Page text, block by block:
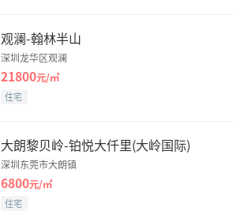
观澜-翰林半山
深圳龙华区观澜
21800元/㎡
住宅
大朗黎贝岭-铂悦大仟里(大岭国际)
深圳东莞市大朗镇
6800元/㎡
住宅